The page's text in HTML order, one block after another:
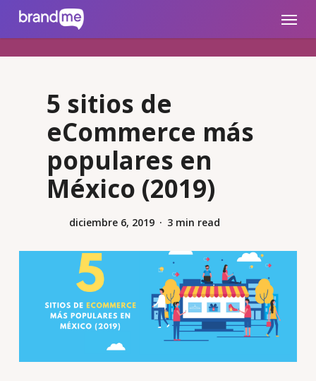
brandme.la Menu
5 sitios de
eCommerce más
populares en
México (2019)
diciembre 6, 2019 3 min read